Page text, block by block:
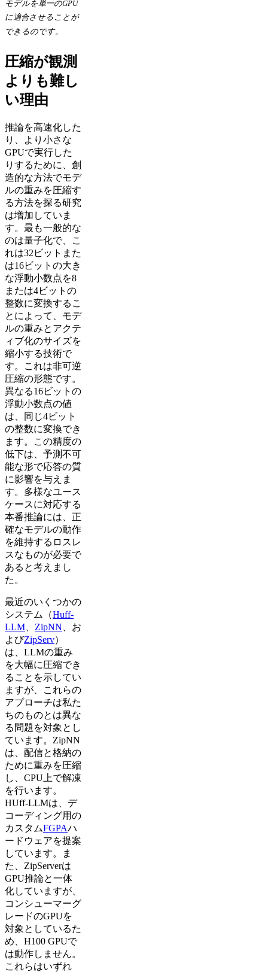
モデルを単一のGPU
に適合させることが
できるのです。
圧縮が観測
よりも難し
い理由
推論を高速化した
り、より小さな
GPUで実行した
りするために、創
造的な方法でモデ
ルの重みを圧縮す
る方法を探る研究
は増加していま
す。最も一般的な
のは量子化で、こ
れは32ビットまた
は16ビットの大き
な浮動小数点を8
または4ビットの
整数に変換するこ
とによって、モデ
ルの重みとアクテ
ィブ化のサイズを
縮小する技術で
す。これは非可逆
圧縮の形態です。
異なる16ビットの
浮動小数点の値
は、同じ4ビット
の整数に変換でき
ます。この精度の
低下は、予測不可
能な形で応答の質
に影響を与えま
す。多様なユース
ケースに対応する
本番推論には、正
確なモデルの動作
を維持するロスレ
スなものが必要で
あると考えまし
た。
最近のいくつかの
システム（Huff-
LLM
ZipNN 、お
よびZipServ）
は、LLMの重み
を大幅に圧縮でき
ることを示してい
ますが、これらの
アプローチは私た
ちのものとは異な
る問題を対象とし
ています。ZipNN
は、配信と格納の
ために重みを圧縮
し、CPU上で解凍
を行います。
HUff-LLMは、デ
コーディング用の
カスタムFGPAハ
ードウェアを提案
しています。ま
た、ZipServerは
GPU推論と一体
化していますが、
コンシューマーグ
レードのGPUを
対象としているた
め、H100 GPUで
は動作しません。
これらはいずれ